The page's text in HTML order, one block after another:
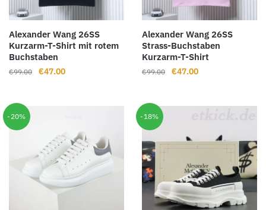
Alexander Wang 26SS
Kurzarm-T-Shirt mit rotem
Buchstaben
€99.00
Ursprünglicher
€47.00Aktueller
Alexander Wang 26SS
Strass-Buchstaben
Kurzarm-T-Shirt
€99.00
Ursprünglicher
€47.00Aktueller
-20% -18%